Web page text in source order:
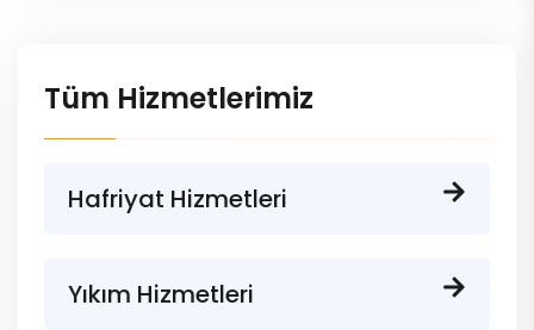
Tüm Hizmetlerimiz
Hafriyat Hizmetleri
Yıkım Hizmetleri